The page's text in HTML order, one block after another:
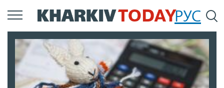
Перейти
до
вмісту
РУС